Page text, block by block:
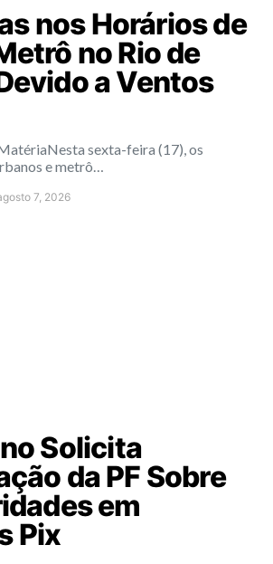
nos Horários de
no Rio de
a Ventos
sexta-feira (17), os
e metrô…
7, 2026
Solicita
da PF Sobre
em
Pix